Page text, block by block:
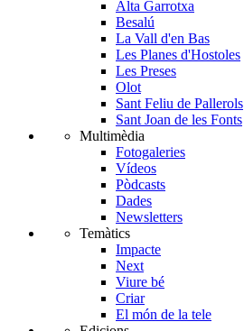
Alta Garrotxa
Besalú
La Vall d'en Bas
Les Planes d'Hostoles
Les Preses
Olot
Sant Feliu de Pallerols
Sant Joan de les Fonts
Multimèdia
Fotogaleries
Vídeos
Pòdcasts
Dades
Newsletters
Temàtics
Impacte
Next
Viure bé
Criar
El món de la tele